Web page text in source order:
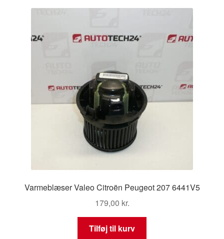
Varmeblæser Valeo Citroën Peugeot 207 6441V5
179,00 kr.
Tilføj til kurv